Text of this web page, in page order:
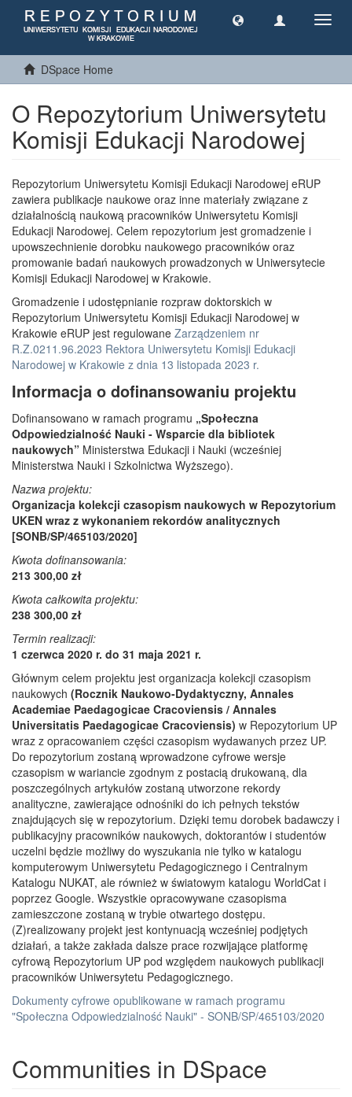
DSpace Home
O Repozytorium Uniwersytetu
Komisji Edukacji Narodowej
Repozytorium Uniwersytetu Komisji Edukacji Narodowej eRUP
zawiera publikacje naukowe oraz inne materiały związane z
działalnością naukową pracowników Uniwersytetu Komisji
Edukacji Narodowej. Celem repozytorium jest gromadzenie i
upowszechnienie dorobku naukowego pracowników oraz
promowanie badań naukowych prowadzonych w Uniwersytecie
Komisji Edukacji Narodowej w Krakowie.
Gromadzenie i udostępnianie rozpraw doktorskich w
Repozytorium Uniwersytetu Komisji Edukacji Narodowej w
Krakowie eRUP jest regulowane Zarządzeniem nr
R.Z.0211.96.2023 Rektora Uniwersytetu Komisji Edukacji
Narodowej w Krakowie z dnia 13 listopada 2023 r.
Informacja o dofinansowaniu projektu
Dofinansowano w ramach programu „Społeczna
Odpowiedzialność Nauki - Wsparcie dla bibliotek
naukowych” Ministerstwa Edukacji i Nauki (wcześniej
Ministerstwa Nauki i Szkolnictwa Wyższego).
Nazwa projektu:
Organizacja kolekcji czasopism naukowych w Repozytorium
UKEN wraz z wykonaniem rekordów analitycznych
[SONB/SP/465103/2020]
Kwota dofinansowania:
213 300,00 zł
Kwota całkowita projektu:
238 300,00 zł
Termin realizacji:
1 czerwca 2020 r. do 31 maja 2021 r.
Głównym celem projektu jest organizacja kolekcji czasopism
naukowych (Rocznik Naukowo-Dydaktyczny, Annales
Academiae Paedagogicae Cracoviensis / Annales
Universitatis Paedagogicae Cracoviensis) w Repozytorium UP
wraz z opracowaniem części czasopism wydawanych przez UP.
Do repozytorium zostaną wprowadzone cyfrowe wersje
czasopism w wariancie zgodnym z postacią drukowaną, dla
poszczególnych artykułów zostaną utworzone rekordy
analityczne, zawierające odnośniki do ich pełnych tekstów
znajdujących się w repozytorium. Dzięki temu dorobek badawczy i
publikacyjny pracowników naukowych, doktorantów i studentów
uczelni będzie możliwy do wyszukania nie tylko w katalogu
komputerowym Uniwersytetu Pedagogicznego i Centralnym
Katalogu NUKAT, ale również w światowym katalogu WorldCat i
poprzez Google. Wszystkie opracowywane czasopisma
zamieszczone zostaną w trybie otwartego dostępu.
(Z)realizowany projekt jest kontynuacją wcześniej podjętych
działań, a także zakłada dalsze prace rozwijające platformę
cyfrową Repozytorium UP pod względem naukowych publikacji
pracowników Uniwersytetu Pedagogicznego.
Dokumenty cyfrowe opublikowane w ramach programu
"Społeczna Odpowiedzialność Nauki" - SONB/SP/465103/2020
Communities in DSpace